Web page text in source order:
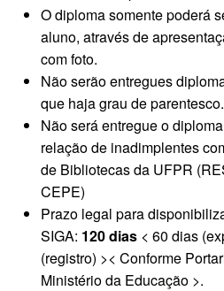
O diploma somente poderá
aluno, através de
com foto.
Não serão entregues
que haja grau de parentesco.
Não será entregue o
relação de inadimplentes
de Bibliotecas da UFPR
CEPE)
Prazo legal para
SIGA: 120 dias < 60 dias
(registro) >< Conforme
Ministério da Educação >.